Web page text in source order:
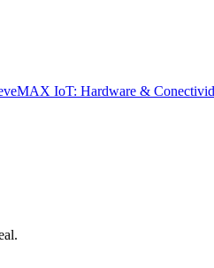
MAX IoT: Hardware &